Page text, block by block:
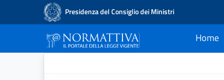
Presidenza del Consiglio dei Ministri
Home
current